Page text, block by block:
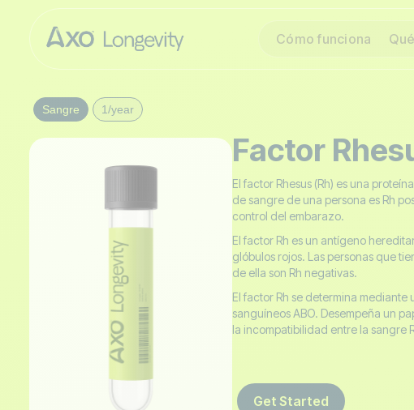
Cómo funciona
Factor
El factor Rhesus (Rh) es una
de sangre de una persona es Rh
control del embarazo.
El factor Rh es un antígeno
glóbulos rojos. Las personas que
de ella son Rh negativas.
El factor Rh se determina
sanguíneos ABO. Desempeña un
la incompatibilidad entre la sangre
Get Started
Sangre 1/year